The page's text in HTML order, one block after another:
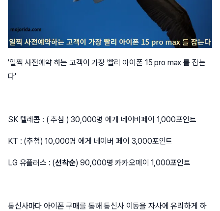
'일찍 사전예약 하는 고객이 가장 빨리 아이폰 15 pro max 를 잡는
다'
SK 텔레콤 : ( 추첨 ) 30,000명 에게 네이버페이 1,000포인트
KT : (추첨) 10,000명 에게 네이버 페이 3,000포인트
LG 유플러스 : (선착순) 90,000명 카카오페이 1,000포인트
통신사마다 아이폰 구매를 통해 통신사 이동을 자사에 유리하게 하